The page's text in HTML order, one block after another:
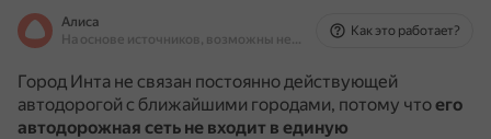
Алиса
На основе источников, возможны неточности
Как это работает?
Город Инта не связан постоянно действующей
автодорогой с ближайшими городами, потому чтоего
автодорожная сеть не входит в единую